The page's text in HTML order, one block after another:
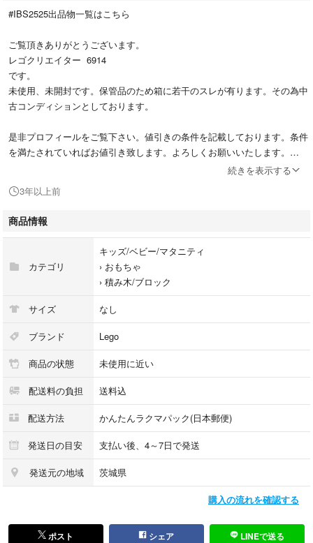
#IBS2525出品物一覧はこちら
ご覧頂きありがとうございます。
レゴクリエイター 6914
です。
未使用、未開封です。保管品のため箱に若干のスレが有ります。その為中
古コンディションとしております。
是非プロフィールをご覧下さい。値引きの条件を記載しております。条件
を満たされていればお値引き致します。よろしくお願いいたします。
#レゴ
#LEGO
#クリエイター
#未使用
続きを表示する
3年以上前
商品情報
カテゴリ
キッズ/ベビー/マタニティ
› おもちゃ
› 積み木/ブロック
サイズ なし
ブランド Lego
商品の状態 未使用に近い
配送料の負担 送料込
配送方法 かんたんラクマパック(日本郵便)
発送日の目安 支払い後、4～7日で発送
発送元の地域 茨城県
購入の流れを確認する
ポスト シェア LINEで送る